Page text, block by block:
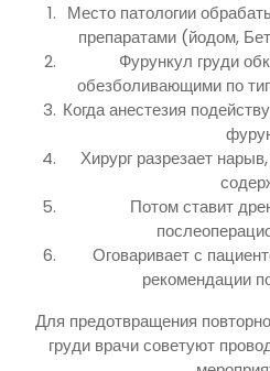
Место патологии
препаратами (йодом,
Фурункул груди
обезболивающими по
Когда анестезия
Хирург разрезает
Потом ставит
Оговаривает с
рекомендации
Для предотвращения
груди врачи советуют